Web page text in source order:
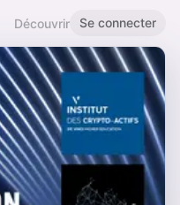
Découvrir Se connecter